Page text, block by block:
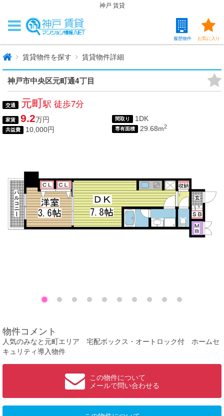
神戸 賃貸
お気に入り
履歴物件
賃貸物件を探す 賃貸物件詳細
神戸市中央区元町通4丁目
交通 元町駅 徒歩7分
家賃 9.2万円
共益費 10,000円
間取り 1DK
専有面積 29.68m2
物件コメント
人気のみなと元町エリア 宅配ボックス・オートロック付 ホームセ
キュリティ導入物件
この物件について
メールで問い合わせる